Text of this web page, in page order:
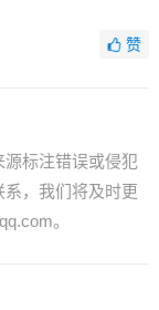
赞
标注错误或侵犯
，我们将及时更
。